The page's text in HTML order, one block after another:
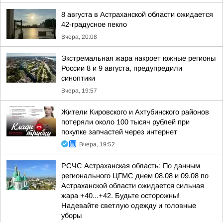
8 августа в Астраханской области ожидается
42-градусное пекло
Вчера, 20:08
Экстремальная жара накроет южные регионы
России 8 и 9 августа, предупредили
синоптики
Вчера, 19:57
Жители Кировского и Ахтубинского районов
потеряли около 100 тысяч рублей при
покупке запчастей через интернет
Вчера, 19:52
РСЧС Астраханская область: По данным
регионального ЦГМС днем 08.08 и 09.08 по
Астраханской области ожидается сильная
жара +40...+42. Будьте осторожны!
Надевайте светлую одежду и головные
уборы